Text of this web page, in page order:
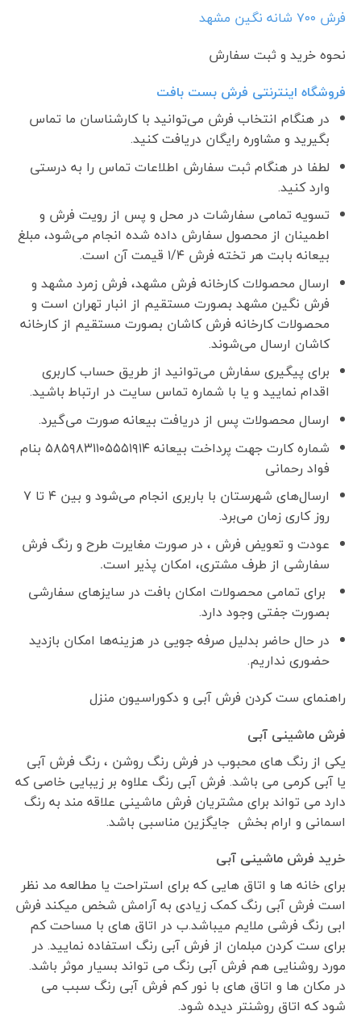
فرش ٧٠٠ شانه نگین مشهد
نحوه خرید و ثبت سفارش
فروشگاه اینترنتی فرش بست بافت
در هنگام انتخاب فرش می‌توانید با کارشناسان ما تماس
بگیرید و مشاوره رایگان دریافت کنید.
لطفا در هنگام ثبت سفارش اطلاعات تماس را به درستی
وارد کنید.
تسویه تمامی سفارشات در محل و پس از رویت فرش و
اطمینان از محصول سفارش داده شده انجام می‌شود، مبلغ
بیعانه بابت هر تخته فرش ۱/۴ قیمت آن است.
ارسال محصولات کارخانه فرش مشهد، فرش زمرد مشهد و
فرش نگین مشهد بصورت مستقیم از انبار تهران است و
محصولات کارخانه فرش کاشان بصورت مستقیم از کارخانه
کاشان ارسال می‌شوند.
برای پیگیری سفارش می‌توانید از طریق حساب کاربری
اقدام نمایید و یا با شماره تماس سایت در ارتباط باشید.
ارسال محصولات پس از دریافت بیعانه صورت می‌گیرد.
شماره کارت جهت پرداخت بیعانه ۵۸۵۹۸۳۱۱۰۵۵۵۱۹۱۴ بنام
فواد رحمانی
ارسال‌های شهرستان با باربری انجام می‌شود و بین ۴ تا ۷
روز کاری زمان می‌برد.
عودت و تعویض فرش ، در صورت مغایرت طرح و رنگ فرش
سفارشی از طرف مشتری، امکان پذیر است.
برای تمامی محصولات امکان بافت در سایزهای سفارشی
بصورت جفتی وجود دارد.
در حال حاضر بدلیل صرفه جویی در هزینه‌ها امکان بازدید
حضوری نداریم.
راهنمای ست کردن فرش آبی و دکوراسیون منزل
فرش ماشینی آبی
یکی از رنگ های محبوب در فرش رنگ روشن ، رنگ فرش آبی
یا آبی کرمی می باشد. فرش آبی رنگ علاوه بر زیبایی خاصی که
دارد می تواند برای مشتریان فرش ماشینی علاقه مند به رنگ
اسمانی و ارام بخش جایگزین مناسبی باشد.
خرید فرش ماشینی آبی
برای خانه ها و اتاق هایی که برای استراحت یا مطالعه مد نظر
است فرش آبی رنگ کمک زیادی به آرامش شخص میکند فرش
ابی رنگ فرشی ملایم میباشد.ب در اتاق های با مساحت کم
برای ست کردن مبلمان از فرش آبی رنگ استفاده نمایید. در
مورد روشنایی هم فرش آبی رنگ می تواند بسیار موثر باشد.
در مکان ها و اتاق های با نور کم فرش آبی رنگ سبب می
شود که اتاق روشنتر دیده شود.